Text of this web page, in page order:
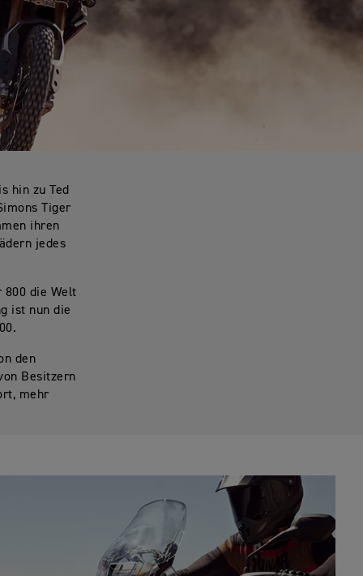
hin zu Ted
Tiger
ihren
jedes
800 die Welt
ist nun die
den
Besitzern
mehr